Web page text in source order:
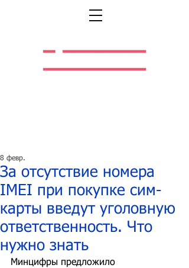
За отсутствие номера
IMEI при покупке сим-
карты введут уголовную
ответственность. Что
нужно знать
8 февр.
Минцифры предложило